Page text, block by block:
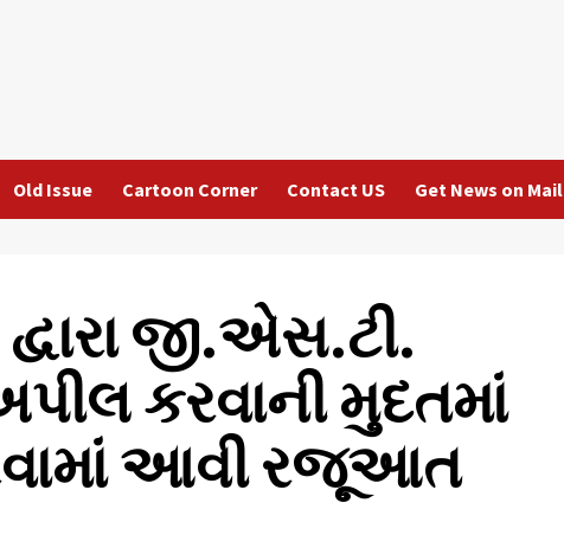
Old Issue Cartoon Corner Contact US Get News on Mail
જી.એસ.ટી.
કરવાની મુદતમાં
આવી રજૂઆત